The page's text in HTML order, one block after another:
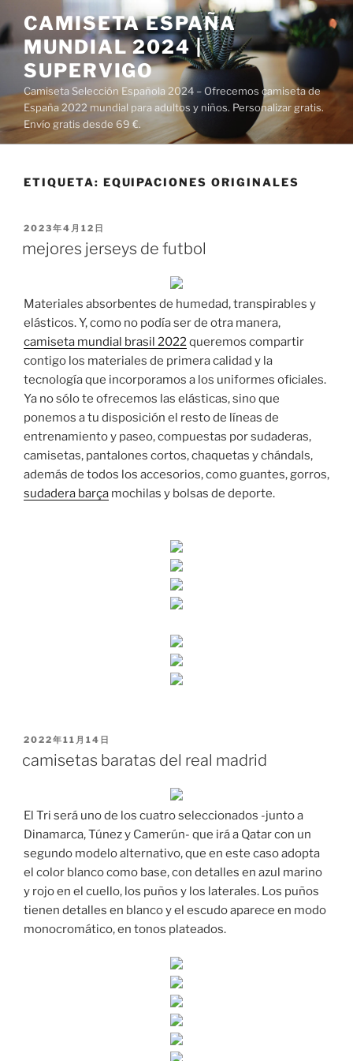
al
contenido
CAMISETA ESPAÑA
MUNDIAL 2024 |
SUPERVIGO
Camiseta Selección Española 2024 – Ofrecemos camiseta de
España 2022 mundial para adultos y niños. Personalizar gratis.
Envío gratis desde 69 €.
ETIQUETA: EQUIPACIONES ORIGINALES
PUBLICADO
2023年4月12日
mejores jerseys de futbol
Materiales absorbentes de humedad, transpirables y
elásticos. Y, como no podía ser de otra manera,
camiseta mundial brasil 2022queremos compartir
contigo los materiales de primera calidad y la
tecnología que incorporamos a los uniformes oficiales.
Ya no sólo te ofrecemos las elásticas, sino que
ponemos a tu disposición el resto de líneas de
entrenamiento y paseo, compuestas por sudaderas,
camisetas, pantalones cortos, chaquetas y chándals,
además de todos los accesorios, como guantes, gorros,
sudadera barça mochilas y bolsas de deporte.
PUBLICADO
2022年11月14日
camisetas baratas del real madrid
El Tri será uno de los cuatro seleccionados -junto a
Dinamarca, Túnez y Camerún- que irá a Qatar con un
segundo modelo alternativo, que en este caso adopta
el color blanco como base, con detalles en azul marino
y rojo en el cuello, los puños y los laterales. Los puños
tienen detalles en blanco y el escudo aparece en modo
monocromático, en tonos plateados.